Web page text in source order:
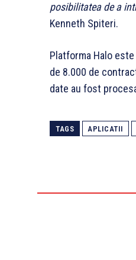
posibilitatea de a
Kenneth Spiteri.
Platforma Halo
de 8.000 de
date au fost
TAGS APLICATII